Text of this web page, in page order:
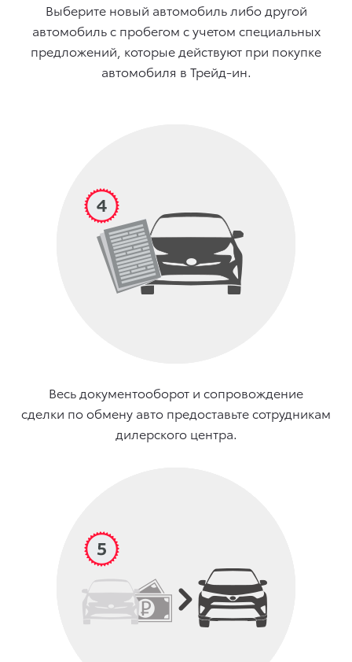
Выберите новый автомобиль либо другой
автомобиль с пробегом с учетом специальных
предложений, которые действуют при покупке
автомобиля в Трейд-ин.
Весь документооборот и сопровождение
сделки по обмену авто предоставьте сотрудникам
дилерского центра.